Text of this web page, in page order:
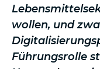
wollen, und
Führungsrolle